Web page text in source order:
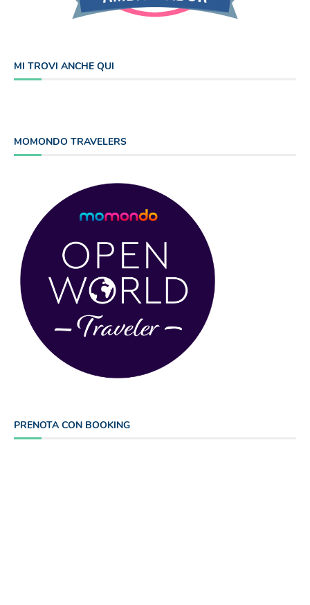
MI TROVI ANCHE QUI
MOMONDO TRAVELERS
PRENOTA CON BOOKING